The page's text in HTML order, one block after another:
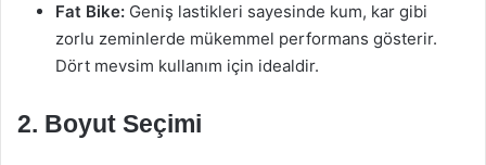
Fat Bike: Geniş lastikleri sayesinde kum, kar gibi
zorlu zeminlerde mükemmel performans gösterir.
Dört mevsim kullanım için idealdir.
2. Boyut Seçimi